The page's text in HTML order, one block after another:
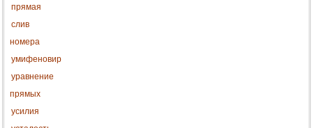
прямая
слив
номера
умифеновир
уравнение
прямых
усилия